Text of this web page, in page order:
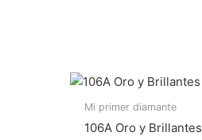
Mi primer diamante
106A Oro y Brillantes